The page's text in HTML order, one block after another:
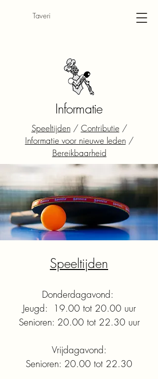
​Taveri
Informatie
Speeltijden / Contributie /
Informatie voor nieuwe leden /
Bereikbaarheid
Speeltijden​
Donderdagavond:
Jeugd:
19.00 tot 20.00 uur
Senioren: 20.00 tot 22.30 uur
Vrijdagavond:
Senioren: 20.00 tot 22.30